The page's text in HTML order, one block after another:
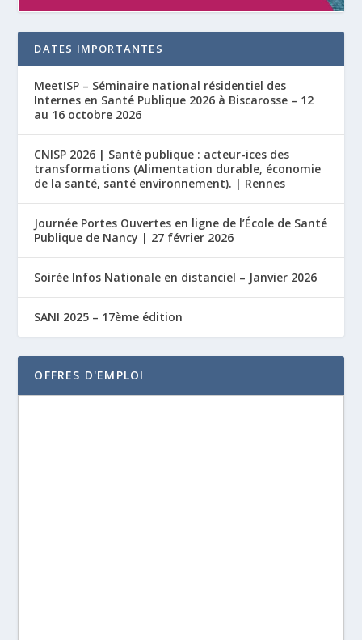
DATES IMPORTANTES
MeetISP – Séminaire national résidentiel des
Internes en Santé Publique 2026 à Biscarosse – 12
au 16 octobre 2026
CNISP 2026 | Santé publique : acteur-ices des
transformations (Alimentation durable, économie
de la santé, santé environnement). | Rennes
Journée Portes Ouvertes en ligne de l’École de Santé
Publique de Nancy | 27 février 2026
Soirée Infos Nationale en distanciel – Janvier 2026
SANI 2025 – 17ème édition
OFFRES D'EMPLOI